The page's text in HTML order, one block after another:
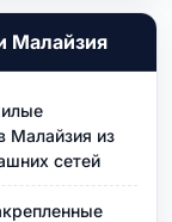
Малайзия
Малайзия из
сетей